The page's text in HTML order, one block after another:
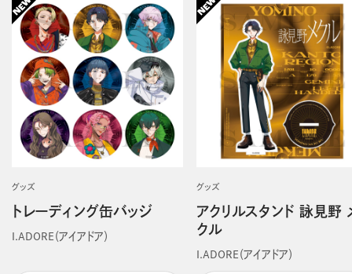
グッズ
トレーディング缶バッジ
I.ADORE（アイアドア）
グッズ
アクリルスタンド 詠見野
クル
I.ADORE（アイアドア）